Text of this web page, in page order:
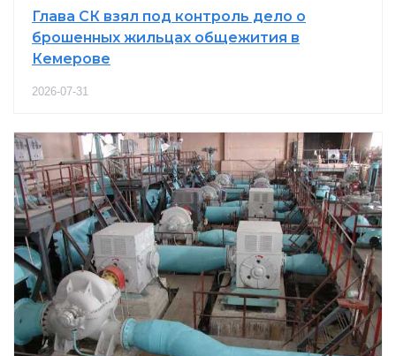
Глава СК взял под контроль дело о
брошенных жильцах общежития в
Кемерове
2026-07-31